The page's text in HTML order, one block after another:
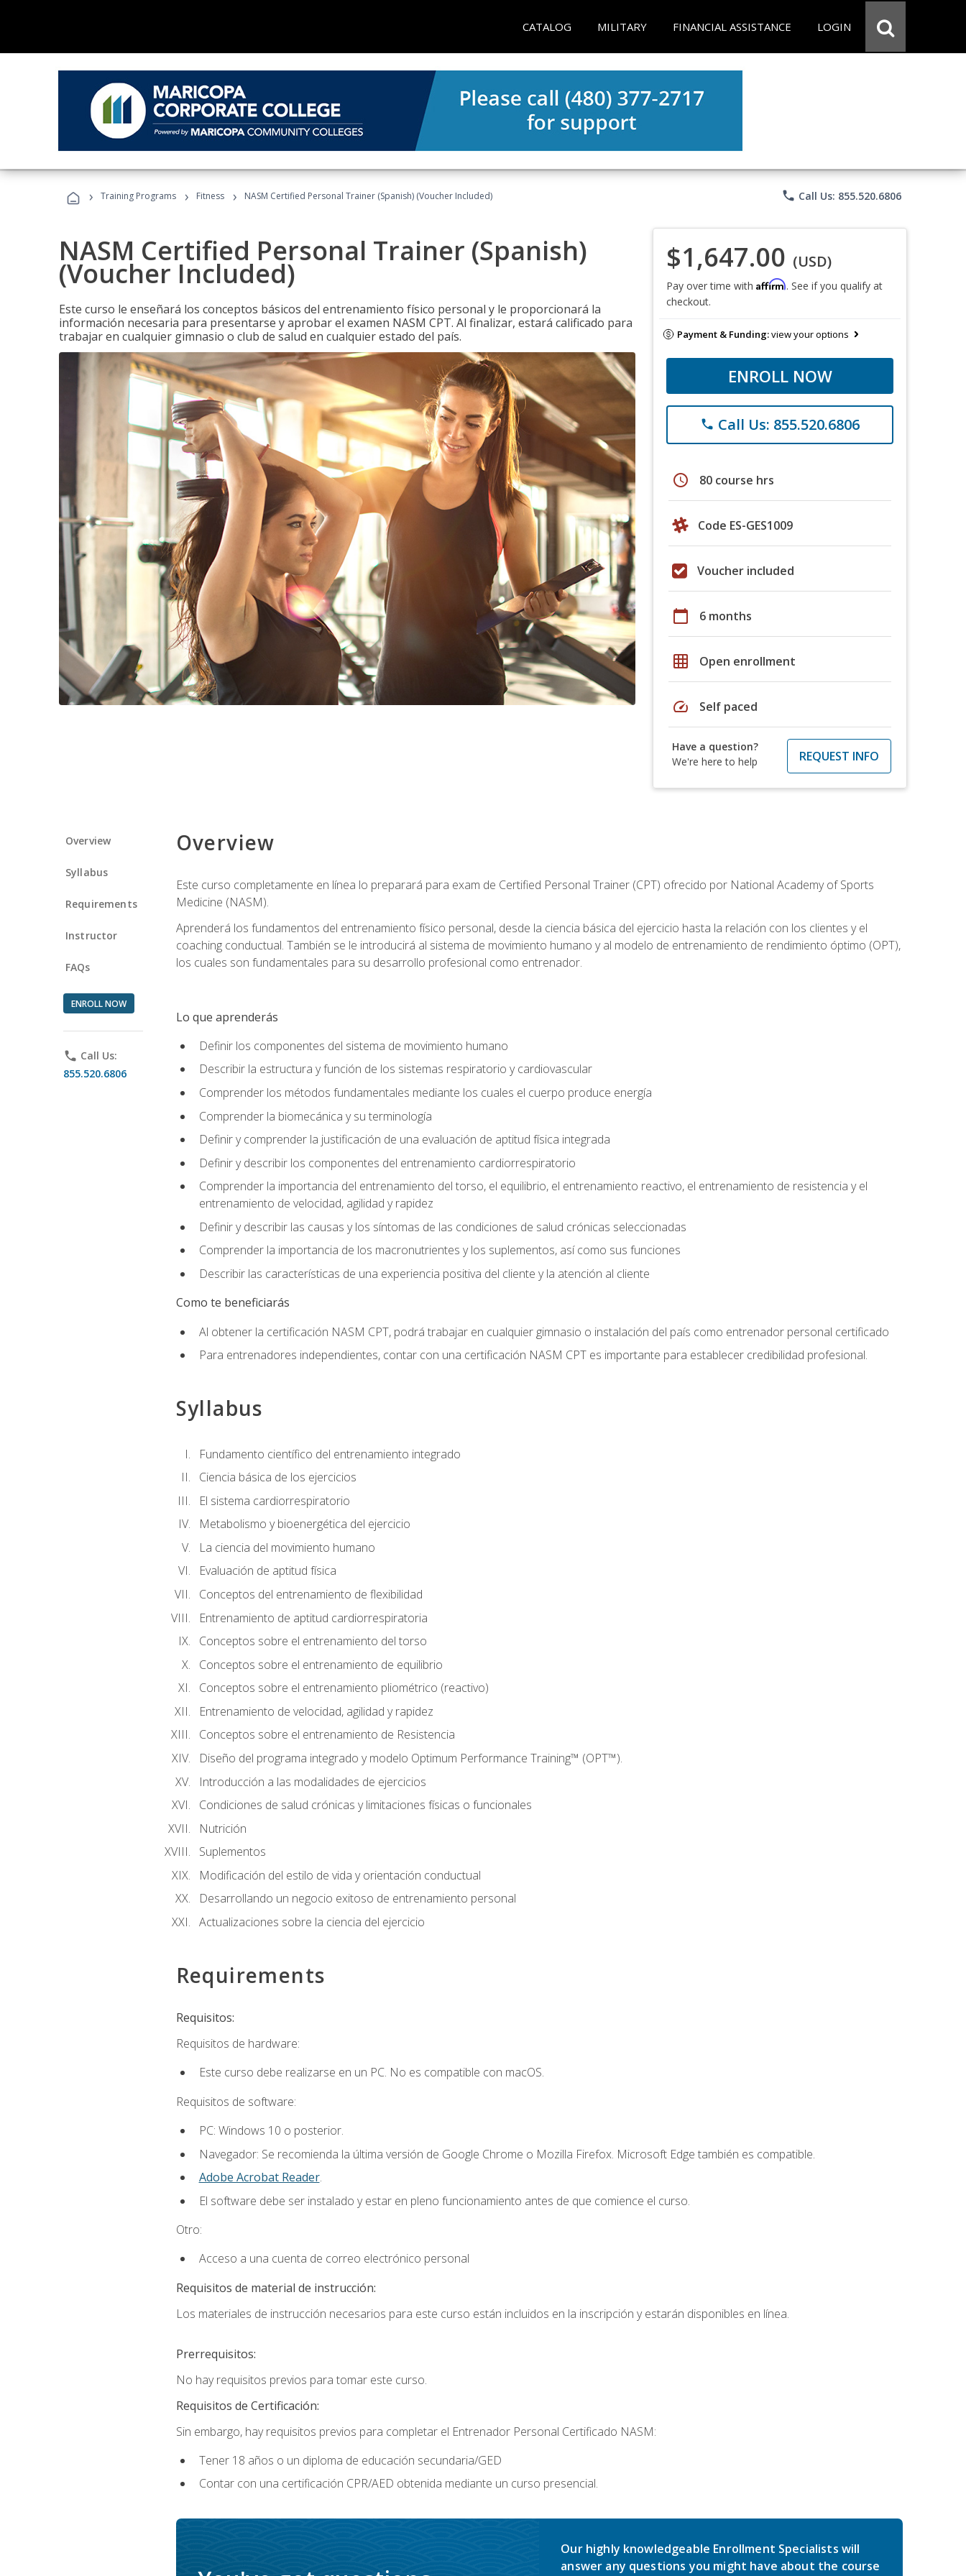
CATALOG MILITARY FINANCIAL ASSISTANCE LOGIN
› Training Programs › Fitness › NASM Certified Personal Trainer (Spanish) (Voucher Included) phone Call Us: 855.520.6806
NASM Certified Personal Trainer (Spanish)
(Voucher Included)
Este curso le enseñará los conceptos básicos del entrenamiento físico personal y le proporcionará la
información necesaria para presentarse y aprobar el examen NASM CPT. Al finalizar, estará calificado para
trabajar en cualquier gimnasio o club de salud en cualquier estado del país.
$1,647.00 (USD)
Pay over time with Affirm. See if you qualify at
checkout.
Payment & Funding:view your options
ENROLL NOW
phone Call Us: 855.520.6806
schedule 80 course hrs
Code ES-GES1009
Voucher included
calendar_today 6 months
grid_on Open enrollment
speed Self paced
Have a question?
We're here to help
REQUEST INFO
Overview
Syllabus
Requirements
Instructor
FAQs
ENROLL NOW
phone Call Us:
855.520.6806
Overview
Este curso completamente en línea lo preparará para exam de Certified Personal Trainer (CPT) ofrecido por National Academy of Sports
Medicine (NASM).
Aprenderá los fundamentos del entrenamiento físico personal, desde la ciencia básica del ejercicio hasta la relación con los clientes y el
coaching conductual. También se le introducirá al sistema de movimiento humano y al modelo de entrenamiento de rendimiento óptimo (OPT),
los cuales son fundamentales para su desarrollo profesional como entrenador.
Lo que aprenderás
Definir los componentes del sistema de movimiento humano
Describir la estructura y función de los sistemas respiratorio y cardiovascular
Comprender los métodos fundamentales mediante los cuales el cuerpo produce energía
Comprender la biomecánica y su terminología
Definir y comprender la justificación de una evaluación de aptitud física integrada
Definir y describir los componentes del entrenamiento cardiorrespiratorio
Comprender la importancia del entrenamiento del torso, el equilibrio, el entrenamiento reactivo, el entrenamiento de resistencia y el
entrenamiento de velocidad, agilidad y rapidez
Definir y describir las causas y los síntomas de las condiciones de salud crónicas seleccionadas
Comprender la importancia de los macronutrientes y los suplementos, así como sus funciones
Describir las características de una experiencia positiva del cliente y la atención al cliente
Como te beneficiarás
Al obtener la certificación NASM CPT, podrá trabajar en cualquier gimnasio o instalación del país como entrenador personal certificado
Para entrenadores independientes, contar con una certificación NASM CPT es importante para establecer credibilidad profesional.
Syllabus
Fundamento científico del entrenamiento integrado
Ciencia básica de los ejercicios
El sistema cardiorrespiratorio
Metabolismo y bioenergética del ejercicio
La ciencia del movimiento humano
Evaluación de aptitud física
Conceptos del entrenamiento de flexibilidad
Entrenamiento de aptitud cardiorrespiratoria
Conceptos sobre el entrenamiento del torso
Conceptos sobre el entrenamiento de equilibrio
Conceptos sobre el entrenamiento pliométrico (reactivo)
Entrenamiento de velocidad, agilidad y rapidez
Conceptos sobre el entrenamiento de Resistencia
Diseño del programa integrado y modelo Optimum Performance Training™ (OPT™).
Introducción a las modalidades de ejercicios
Condiciones de salud crónicas y limitaciones físicas o funcionales
Nutrición
Suplementos
Modificación del estilo de vida y orientación conductual
Desarrollando un negocio exitoso de entrenamiento personal
Actualizaciones sobre la ciencia del ejercicio
Requirements
Requisitos:
Requisitos de hardware:
Este curso debe realizarse en un PC. No es compatible con macOS.
Requisitos de software:
PC: Windows 10 o posterior.
Navegador: Se recomienda la última versión de Google Chrome o Mozilla Firefox. Microsoft Edge también es compatible.
Adobe Acrobat Reader.
El software debe ser instalado y estar en pleno funcionamiento antes de que comience el curso.
Otro:
Acceso a una cuenta de correo electrónico personal
Requisitos de material de instrucción:
Los materiales de instrucción necesarios para este curso están incluidos en la inscripción y estarán disponibles en línea.
Prerrequisitos:
No hay requisitos previos para tomar este curso.
Requisitos de Certificación:
Sin embargo, hay requisitos previos para completar el Entrenador Personal Certificado NASM:
Tener 18 años o un diploma de educación secundaria/GED
Contar con una certificación CPR/AED obtenida mediante un curso presencial.
Our highly knowledgeable Enrollment Specialists will
answer any questions you might have about the course